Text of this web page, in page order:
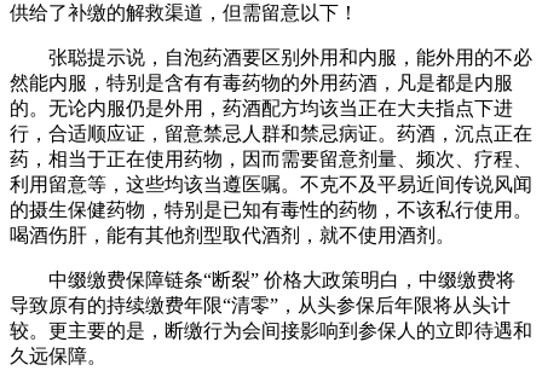
供给了补缴的解救渠道，但需留意以下！
张聪提示说，自泡药酒要区别外用和内服，能外用的不必
然能内服，特别是含有有毒药物的外用药酒，凡是都是内服
的。无论内服仍是外用，药酒配方均该当正在大夫指点下进
行，合适顺应证，留意禁忌人群和禁忌病证。药酒，沉点正在
药，相当于正在使用药物，因而需要留意剂量、频次、疗程、
利用留意等，这些均该当遵医嘱。不克不及平易近间传说风闻
的摄生保健药物，特别是已知有毒性的药物，不该私行使用。
喝酒伤肝，能有其他剂型取代酒剂，就不使用酒剂。
中缀缴费保障链条“断裂” 价格大政策明白，中缀缴费将
导致原有的持续缴费年限“清零”，从头参保后年限将从头计
较。更主要的是，断缴行为会间接影响到参保人的立即待遇和
久远保障。